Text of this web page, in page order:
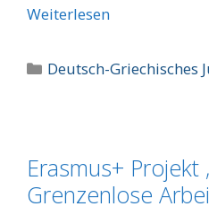
Weiterlesen
Kategorien
Deutsch-Griechisches
Erasmus+ Projekt
Grenzenlose